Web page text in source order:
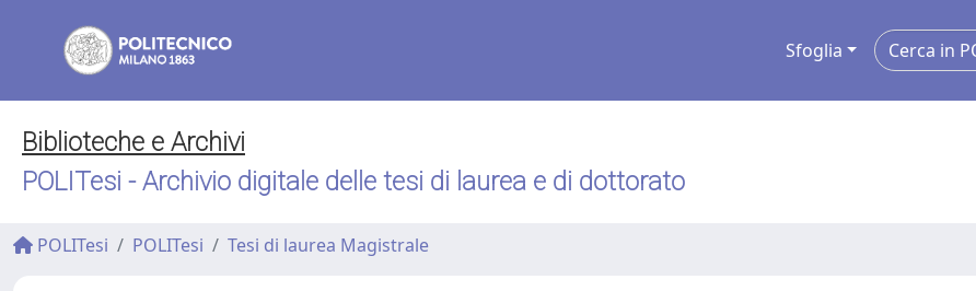
Sfoglia
Biblioteche e Archivi
POLITesi - Archivio digitale delle tesi di laurea e di dottorato
POLITesi POLITesi Tesi di laurea Magistrale